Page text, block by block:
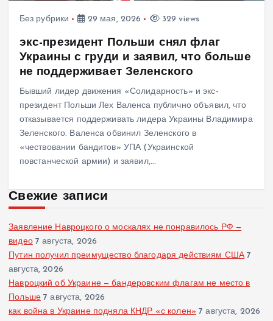
Без рубрики 29 мая, 2026 329 views
экс-президент Польши снял флаг
Украины с груди и заявил, что больше
не поддерживает Зеленского
Бывший лидер движения «Солидарность» и экс-
президент Польши Лех Валенса публично объявил, что
отказывается поддерживать лидера Украины Владимира
Зеленского. Валенса обвинил Зеленского в
«чествовании бандитов» УПА (Украинской
повстанческой армии) и заявил,…
Свежие записи
Заявление Навроцкого о москалях не понравилось РФ —
видео 7 августа, 2026
Путин получил преимущество благодаря действиям США 7
августа, 2026
Навроцкий об Украине — бандеровским флагам не место в
Польше 7 августа, 2026
как война в Украине подняла КНДР «с колен» 7 августа, 2026